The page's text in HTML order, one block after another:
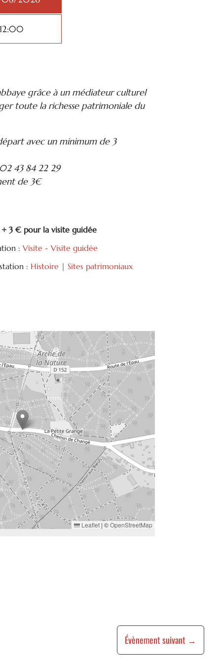
grâce à un médiateur culturel
toute la richesse patrimoniale du
avec un minimum de 3
43 84 22 29
de 3€
3 € pour la visite guidée
:Visite - Visite guidée
: Histoire | Sites patrimoniaux
Leaflet | ©OpenStreetMap
Évènement suivant →